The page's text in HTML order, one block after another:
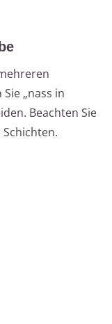
„nass in
Beachten Sie